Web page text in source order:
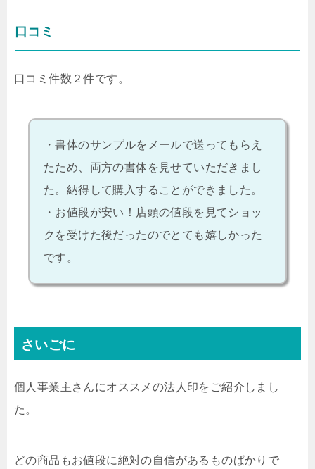
口コミ
口コミ件数２件です。
・書体のサンプルをメールで送ってもらえ
たため、両方の書体を見せていただきまし
た。納得して購入することができました。
・お値段が安い！店頭の値段を見てショッ
クを受けた後だったのでとても嬉しかった
です。
さいごに
個人事業主さんにオススメの法人印をご紹介しまし
た。
どの商品もお値段に絶対の自信があるものばかりで